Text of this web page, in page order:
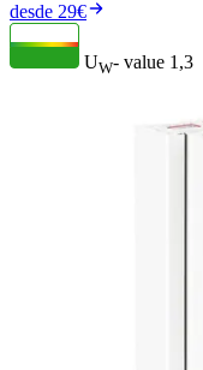
desde 29€
UW- value 1,3